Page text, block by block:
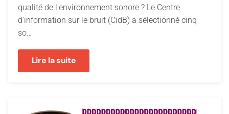
qualité de l'environnement sonore ? Le Centre
d'information sur le bruit (CidB) a sélectionné cinq
so…
Lire la suite